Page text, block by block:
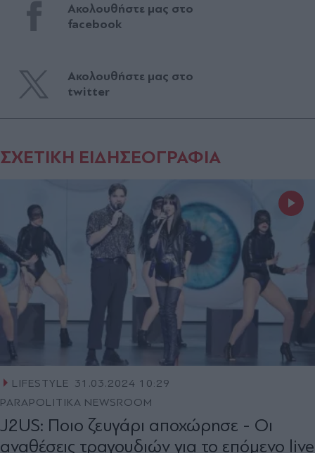
Ακολουθήστε μας στο
facebook
Ακολουθήστε μας στο
twitter
ΣΧΕΤΙΚΗ ΕΙΔΗΣΕΟΓΡΑΦΙΑ
LIFESTYLE
31.03.2024 10:29
PARAPOLITIKA NEWSROOM
J2US: Ποιο ζευγάρι αποχώρησε - Οι
αναθέσεις τραγουδιών για το επόμενο live